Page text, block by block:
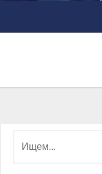
Поиск